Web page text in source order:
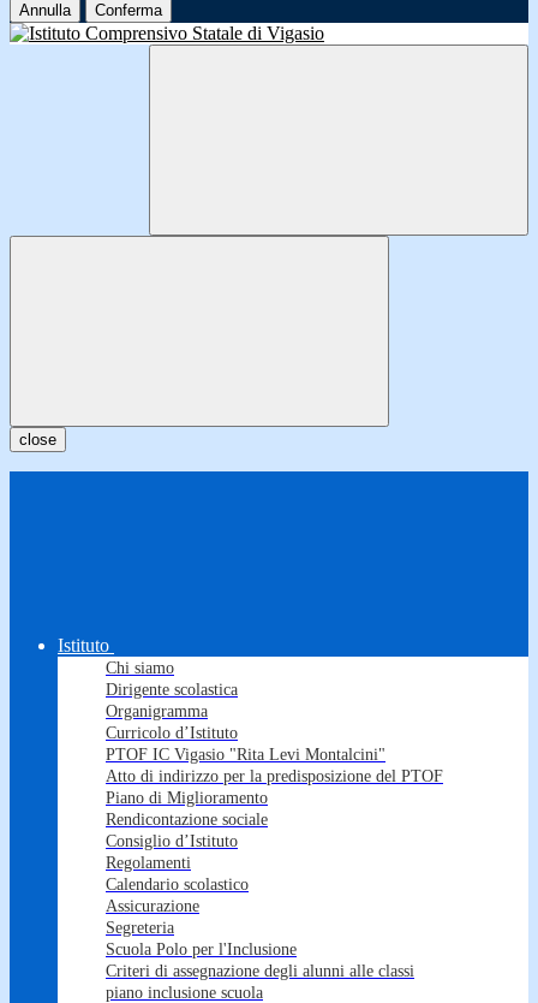
Annulla Conferma
close
Istituto
Chi siamo
Dirigente scolastica
Organigramma
Curricolo d’Istituto
PTOF IC Vigasio "Rita Levi Montalcini"
Atto di indirizzo per la predisposizione del PTOF
Piano di Miglioramento
Rendicontazione sociale
Consiglio d’Istituto
Regolamenti
Calendario scolastico
Assicurazione
Segreteria
Scuola Polo per l'Inclusione
Criteri di assegnazione degli alunni alle classi
piano inclusione scuola